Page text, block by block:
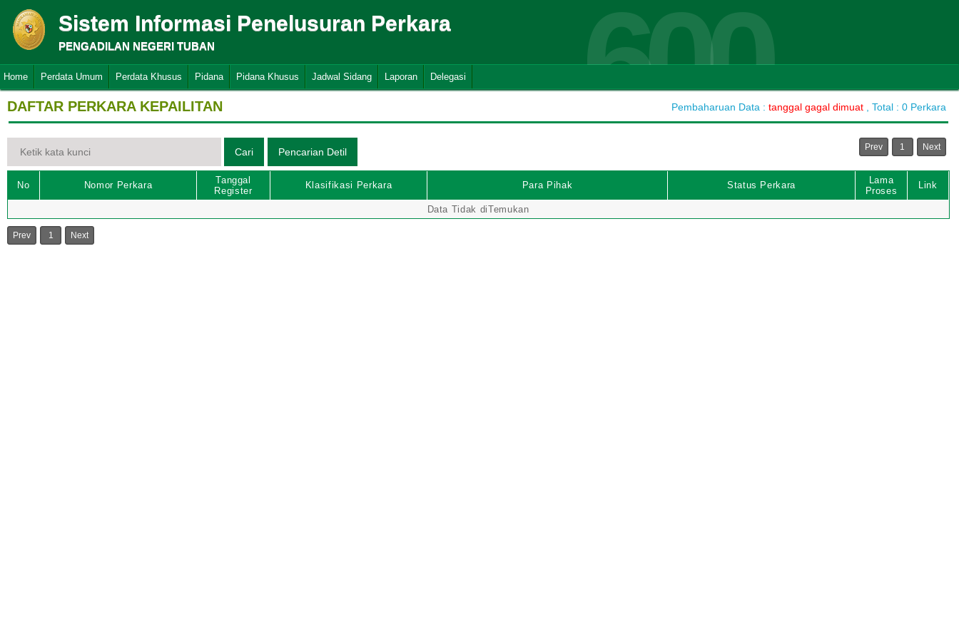
Sistem Informasi Penelusuran Perkara
PENGADILAN NEGERI TUBAN 600
Home Perdata Umum Perdata Khusus Pidana Pidana Khusus Jadwal Sidang Laporan Delegasi
DAFTAR PERKARA KEPAILITAN Pembaharuan Data : tanggal gagal dimuat , Total : 0 Perkara
Prev 1 Next
No Nomor Perkara
Tanggal
Register
Klasifikasi Perkara Para Pihak Status Perkara
Lama
Proses
Link
Data Tidak diTemukan
Prev 1 Next